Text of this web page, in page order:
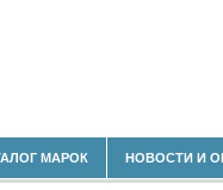
(14298)
МАРОК НОВОСТИ И